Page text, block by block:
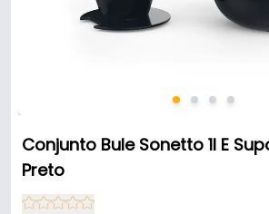
Conjunto Bule Sonetto 1l E
Preto